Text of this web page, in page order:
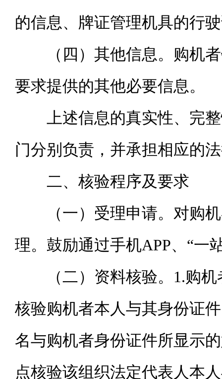
的信息、牌证管理机具的行
（四）其他信息。购机
要求提供的其他必要信息。
上述信息的真实性、完
门分别负责，并承担相应的
二、核验程序及要求
（一）受理申请。对购
理。鼓励通过手机APP、“一
（二）资料核验。1.购
核验购机者本人与其身份证
名与购机者身份证件所显示
点核验该组织法定代表人本